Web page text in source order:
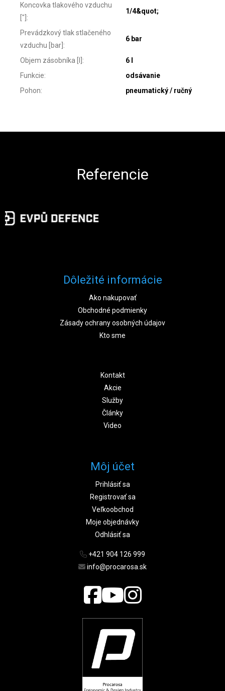
Koncovka tlakového vzduchu
["] :
1/4&quot;
Prevádzkový tlak stlačeného
vzduchu [bar] :
6 bar
Objem zásobníka [l] :
6 l
Funkcie:
odsávanie
Pohon: pneumatický / ručný
Referencie
Dôležité informácie
Ako nakupovať
Obchodné podmienky
Zásady ochrany osobných údajov
Kto sme
Kontakt
Akcie
Služby
Články
Video
Môj účet
Prihlásiť sa
Registrovať sa
Veľkoobchod
Moje objednávky
Odhlásiť sa
+421 904 126 999
info@procarosa.sk